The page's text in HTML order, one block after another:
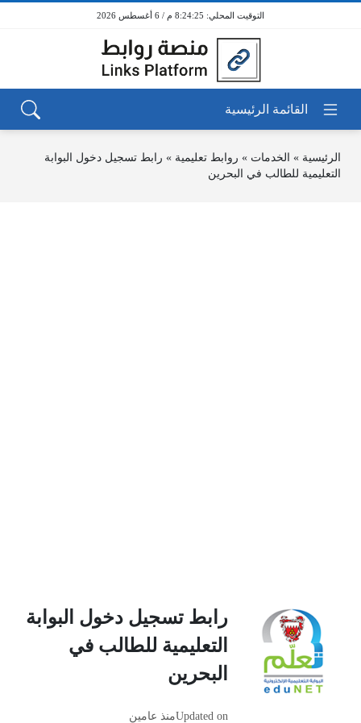
8:24:25 م / 6 أغسطس 2026
الرئيسية » الخدمات » روابط تعليمية » رابط تسجيل دخول البوابة
التعليمية للطالب في البحرين
رابط تسجيل دخول البوابة
التعليمية للطالب في
البحرين
Updated onمنذ عامين